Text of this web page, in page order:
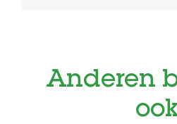
Anderen